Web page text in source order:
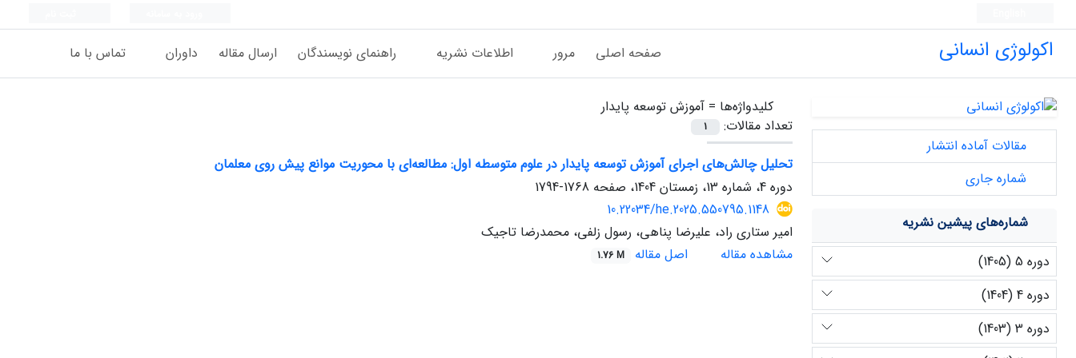
اکولوژی انسانی صفحه اصلی مرور اطلاعات نشریه راهنمای نویسندگان ارسال مقاله داوران تماس با ما
کلیدواژه‌ها = آموزش توسعه پایدار
تعداد مقالات:
1
تحلیل چالش‌های اجرای آموزش توسعه پایدار در علوم متوسطه اول: مطالعه‌ای با محوریت موانع پیش روی معلمان
دوره 4، شماره 13، زمستان 1404، صفحه
1768-1794
10.22034/he.2025.550795.1148
امیر ستاری راد، علیرضا پناهی، رسول زلفی، محمدرضا تاجیک
مشاهده مقاله
اصل مقاله 1.76 M
مقالات آماده انتشار
شماره جاری
شماره‌های پیشین نشریه
دوره 5 (1405)
دوره 4 (1404)
دوره 3 (1403)